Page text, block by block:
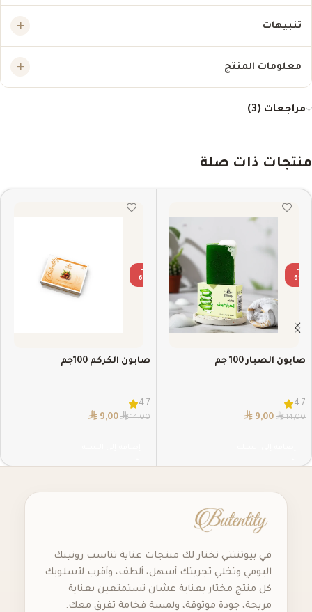
تنبيهات
معلومات المنتج
مراجعات (3)
منتجات ذات صلة
-3
6%
صابون الصبار 100 جم
4.7
⃁14,00
⃁ 9,00
-3
6%
صابون الكركم 100جم
4.7
⃁14,00
⃁ 9,00
في بيوتنتتي نختار لك منتجات عناية تناسب روتينك
اليومي وتخلي تجربتك أسهل، ألطف، وأقرب لأسلوبك.
كل منتج مختار بعناية عشان تستمتعين بعناية
مريحة، جودة موثوقة، ولمسة فخامة تفرق معك.